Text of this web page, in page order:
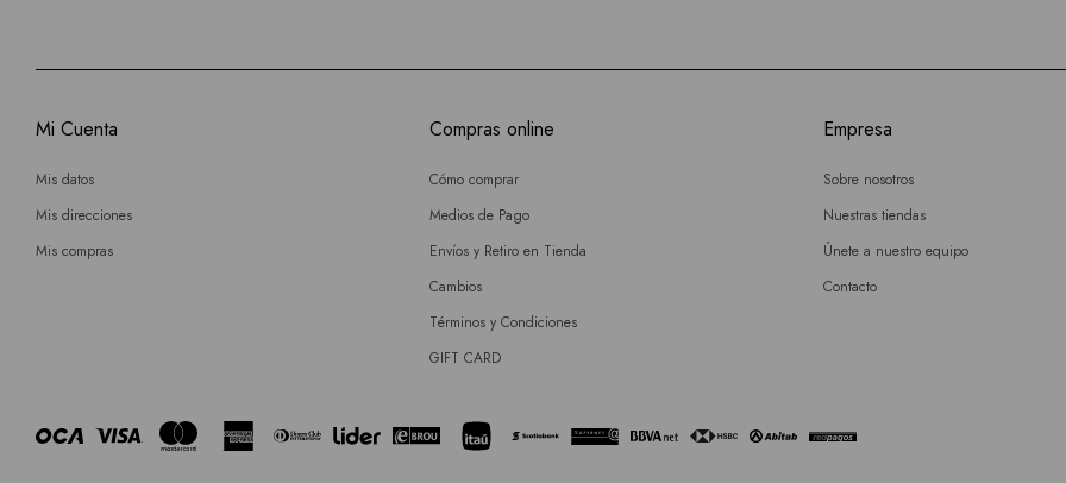
Mi Cuenta
Mis datos
Mis direcciones
Mis compras
Compras online
Cómo comprar
Medios de Pago
Envíos y Retiro en Tienda
Cambios
Términos y Condiciones
GIFT CARD
Empresa
Sobre nosotros
Nuestras tiendas
Únete a nuestro equipo
Contacto